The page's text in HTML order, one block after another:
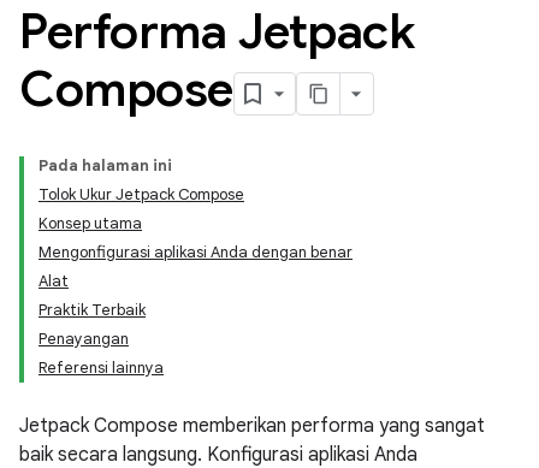
Performa Jetpack
Compose
Pada halaman ini
Tolok Ukur Jetpack Compose
Konsep utama
Mengonfigurasi aplikasi Anda dengan benar
Alat
Praktik Terbaik
Penayangan
Referensi lainnya
Jetpack Compose memberikan performa yang sangat
baik secara langsung. Konfigurasi aplikasi Anda